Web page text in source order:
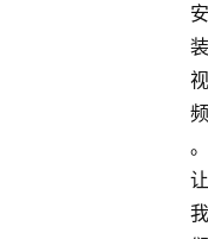
安
装
视
频
。
让
我